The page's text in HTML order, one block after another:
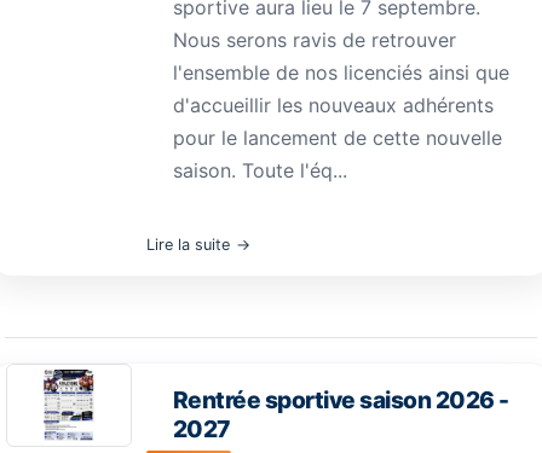
sportive aura lieu le 7 septembre.
Nous serons ravis de retrouver
l'ensemble de nos licenciés ainsi que
d'accueillir les nouveaux adhérents
pour le lancement de cette nouvelle
saison. Toute l'éq...
Lire la suite
Rentrée sportive saison 2026 -
2027